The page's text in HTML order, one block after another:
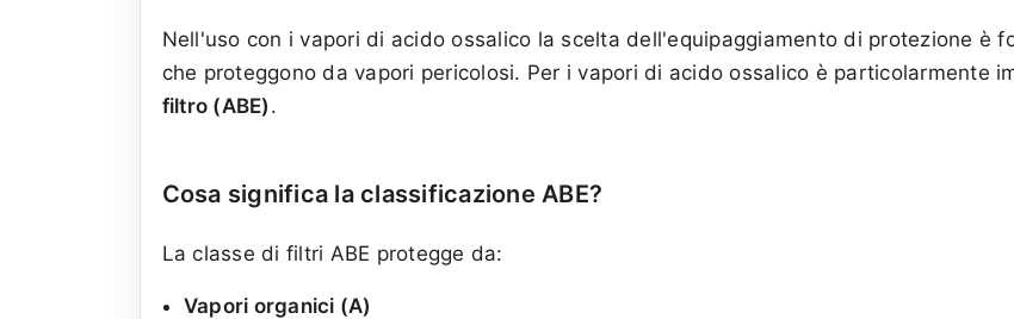
Nell'uso con i vapori di acido ossalico la scelta dell'equipaggiamento di protezione è
che proteggono da vapori pericolosi. Per i vapori di acido ossalico è particolarmente
filtro (ABE) .
Cosa significa la classificazione ABE?
La classe di filtri ABE protegge da:
Vapori organici (A)